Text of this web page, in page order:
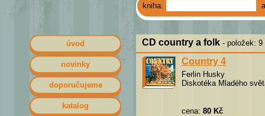
CD country a folk - položek: 9
Country 4
Ferlin Husky
Diskotéka Mladého
cena: 80 Kč
kniha:
úvod
novinky
doporučujeme
katalog